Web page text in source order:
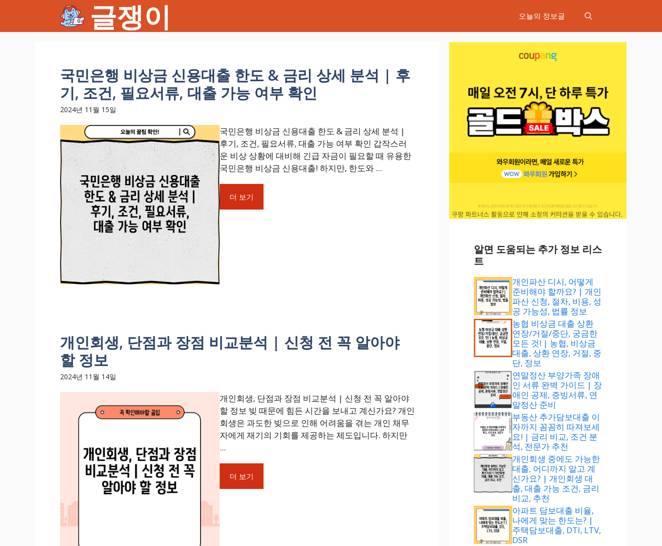
츠
글쟁이 오늘의 정보글
국민은행 비상금 신용대출 한도 & 금리 상세 분석 | 후
기, 조건, 필요서류, 대출 가능 여부 확인
2024년 11월 15일
국민은행 비상금 신용대출 한도 & 금리 상세 분석 |
후기, 조건, 필요서류, 대출 가능 여부 확인 갑작스러
운 비상 상황에 대비해 긴급 자금이 필요할 때 유용한
국민은행 비상금 신용대출! 하지만, 한도와 ...
더 보기
개인회생, 단점과 장점 비교분석 | 신청 전 꼭 알아야
할 정보
2024년 11월 14일
개인회생, 단점과 장점 비교분석 | 신청 전 꼭 알아야
할 정보 빚 때문에 힘든 시간을 보내고 계신가요? 개인
회생은 과도한 빚으로 인해 어려움을 겪는 개인 채무
자에게 재기의 기회를 제공하는 제도입니다. 하지만
...
더 보기
알면 도움되는 추가 정보 리스
트
개인파산 디시, 어떻게
준비해야 할까요? | 개인
파산 신청, 절차, 비용, 성
공 가능성, 법률 정보
농협 비상금 대출 상환
연장/거절/중단, 궁금한
모든 것! | 농협, 비상금
대출, 상환 연장, 거절, 중
단, 정보
연말정산 부양가족 장애
인 서류 완벽 가이드 | 장
애인 공제, 증빙서류, 연
말정산 준비
부동산 추가담보대출 이
자까지 꼼꼼히 따져보세
요! | 금리 비교, 조건 분
석, 전문가 추천
개인회생 중에도 가능한
대출, 어디까지 알고 계
신가요? | 개인회생 대
출, 대출 가능 조건, 금리
비교, 추천
아파트 담보대출 비율,
나에게 맞는 한도는? |
주택담보대출, DTI, LTV,
DSR